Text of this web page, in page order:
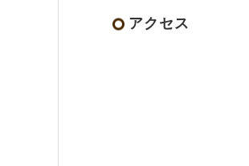
アクセス